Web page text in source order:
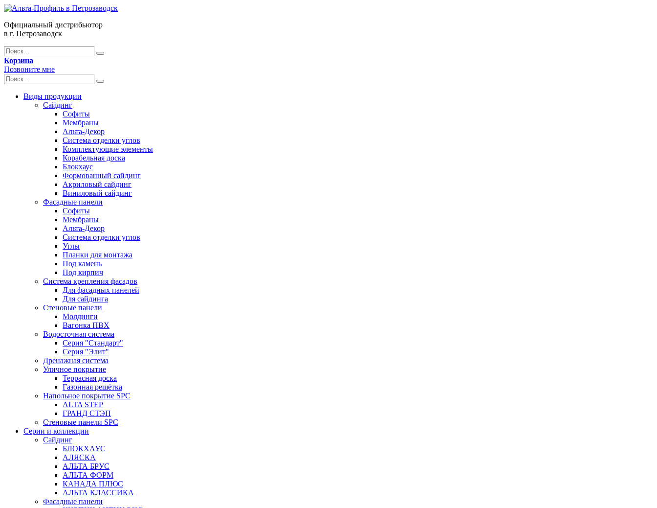
Официальный дистрибьютор
в г. Петрозаводск
Корзина
Позвоните мне
Виды продукции
Сайдинг
Софиты
Мембраны
Альта-Декор
Система отделки углов
Комплектующие элементы
Корабельная доска
Блокхаус
Формованный сайдинг
Акриловый сайдинг
Виниловый сайдинг
Фасадные панели
Софиты
Мембраны
Альта-Декор
Система отделки углов
Углы
Планки для монтажа
Под камень
Под кирпич
Система крепления фасадов
Для фасадных панелей
Для сайдинга
Стеновые панели
Молдинги
Вагонка ПВХ
Водосточная система
Серия "Стандарт"
Серия "Элит"
Дренажная система
Уличное покрытие
Террасная доска
Газонная решётка
Напольное покрытие SPC
ALTA STEP
ГРАНД СТЭП
Стеновые панели SPC
Серии и коллекции
Сайдинг
БЛОКХАУС
АЛЯСКА
АЛЬТА БРУС
АЛЬТА ФОРМ
КАНАДА ПЛЮС
АЛЬТА КЛАССИКА
Фасадные панели